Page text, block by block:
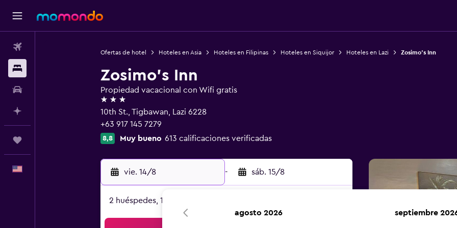
Ofertas de hotel Hoteles en Asia Hoteles en Filipinas Hoteles en Siquijor Hoteles en Lazi Zosimo's Inn
Zosimo's Inn
Propiedad vacacional con Wifi gratis
3 estrellas
10th St., Tigbawan, Lazi 6228
+63 917 145 7279
8,8 Muy bueno 613 calificaciones verificadas
vie. 14/8 - sáb. 15/8
2 huéspedes, 1 habitación
agosto 2026 septiembre